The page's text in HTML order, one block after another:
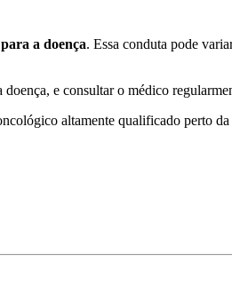
a doença. Essa conduta pode
doença, e consultar o médico
altamente qualificado perto